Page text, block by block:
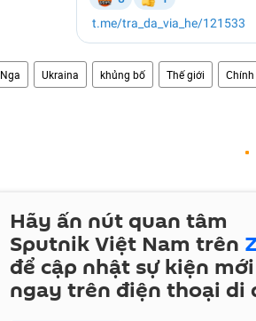
Nga Ukraina khủng bố Thế giới
Hãy ấn nút quan tâm
Sputnik Việt Nam trên
để cập nhật sự kiện
ngay trên điện thoại di